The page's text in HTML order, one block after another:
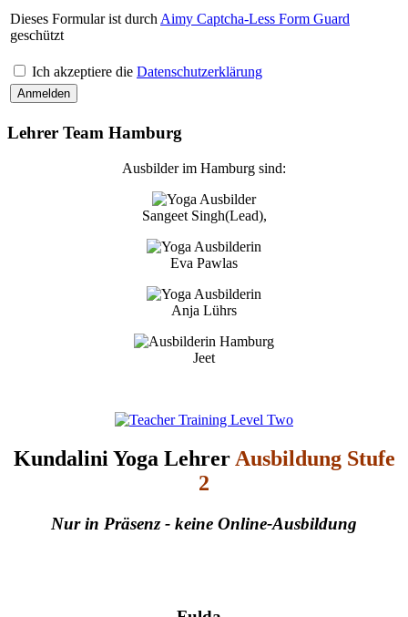
Dieses Formular ist durchAimy Captcha-Less Form Guard
geschützt
Ich akzeptiere die Datenschutzerklärung
Lehrer Team Hamburg
Ausbilder im Hamburg sind:
Sangeet Singh(Lead),
Eva Pawlas
Anja Lührs
Jeet
Kundalini Yoga Lehrer Ausbildung Stufe
2
Nur in Präsenz - keine Online-Ausbildung